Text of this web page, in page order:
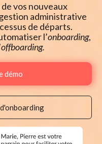
vos nouveaux
administrative
de départs.
l’onboarding,
offboarding.
démo